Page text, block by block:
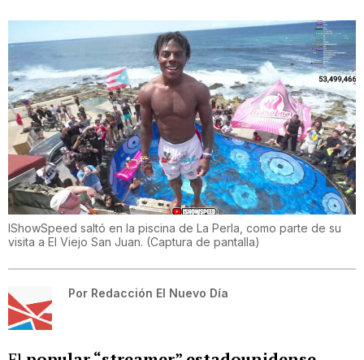
IShowSpeed saltó en la piscina de La Perla, como parte de su
visita a El Viejo San Juan. (Captura de pantalla)
Por Redacción El Nuevo Día